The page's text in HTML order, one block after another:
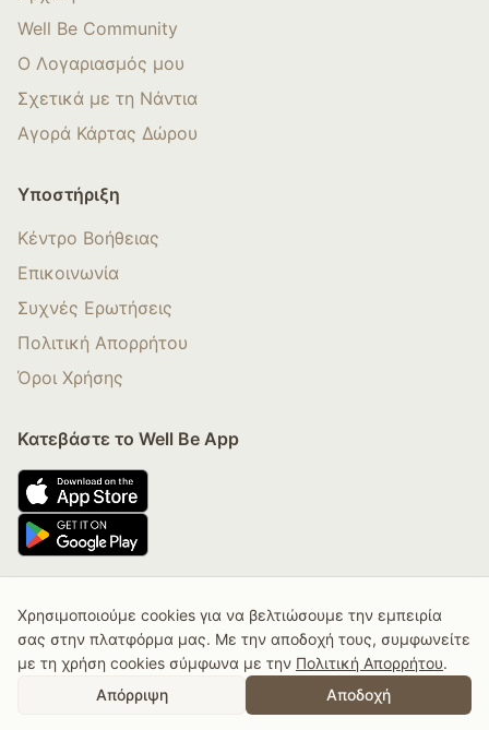
Well Be Community
Ο Λογαριασμός μου
Σχετικά με τη Νάντια
Αγορά Κάρτας Δώρου
Υποστήριξη
Κέντρο Βοήθειας
Επικοινωνία
Συχνές Ερωτήσεις
Πολιτική Απορρήτου
Όροι Χρήσης
Κατεβάστε το Well Be App
© 2025 Well Be By Nadia Boule. All rights Reserved.
Αγορά Συνδρομής Αγορά Κάρτας Δώρου
Χρησιμοποιούμε cookies για να βελτιώσουμε την εμπειρία
σας στην πλατφόρμα μας. Με την αποδοχή τους, συμφωνείτε
με τη χρήση cookies σύμφωνα με την Πολιτική Απορρήτου.
Απόρριψη
Αποδοχή